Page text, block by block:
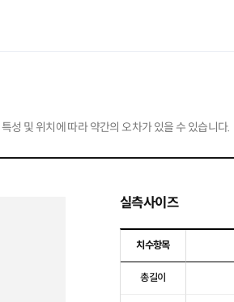
성 및 위치에 따라 약간의 오차가 있을 수 있습니다.
실측사이즈
치수항목
총길이